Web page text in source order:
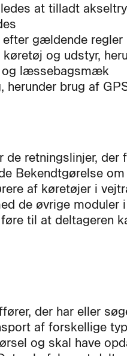
at tilladt
gældende regler
og udstyr,
og læssebagsmæk
herunder brug af
de retningslinjer, der
Bekendtgørelse om
af køretøjer i
de øvrige moduler
til at deltageren
der har eller
af forskellige
og skal have